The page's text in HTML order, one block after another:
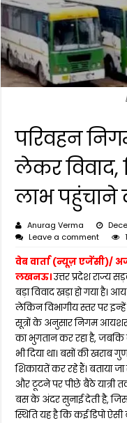
परिवहन
लेकर विवाद,
लाभ पहुंचाने
Anurag Verma
Leave a comment
वेब वार्ता (न्यूज़ एजेंसी)/
लखनऊ।उत्तर प्रदेश
बड़ा विवाद खड़ा हो गया
लेकिन विभागीय स्तर पर
सूत्रों के अनुसार निगम आयशर
का भुगतान कर रहा है,
भी दिया था। बसों की खराब
शिकायतें कर रहे हैं। बताया
और टूटने पर पीछे बैठे यात्री
बस के अंदर सुनाई देती है,
स्थिति यह है कि कई डिपो